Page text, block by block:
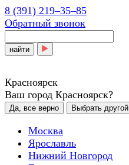
8 (391) 219‒35‒85
Обратный звонок
найти
Красноярск
Ваш город Красноярск?
Да, все верно Выбрать другой
Москва
Ярославль
Нижний Новгород